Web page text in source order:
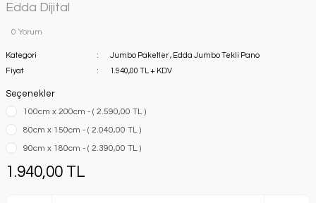
Edda Dijital
0 Yorum
Kategori Jumbo Paketler , Edda Jumbo Tekli Pano
Fiyat
1.940,00 TL + KDV
Seçenekler
100cm x 200cm - ( 2.590,00 TL )
80cm x 150cm - ( 2.040,00 TL )
90cm x 180cm - ( 2.390,00 TL )
1.940,00 TL